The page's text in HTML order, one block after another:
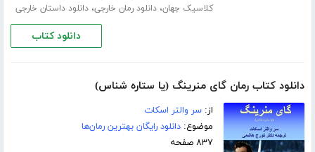
کلاسیک جهان،دانلود رمان خارجی،دانلود داستان خارجی
دانلود کتاب
دانلود کتاب رمان گای منرینگ (یا ستاره شناس)
از:سر والتر اسکات
موضوع:دانلود رایگان بهترین رمان‌ها
۸۳۷ صفحه